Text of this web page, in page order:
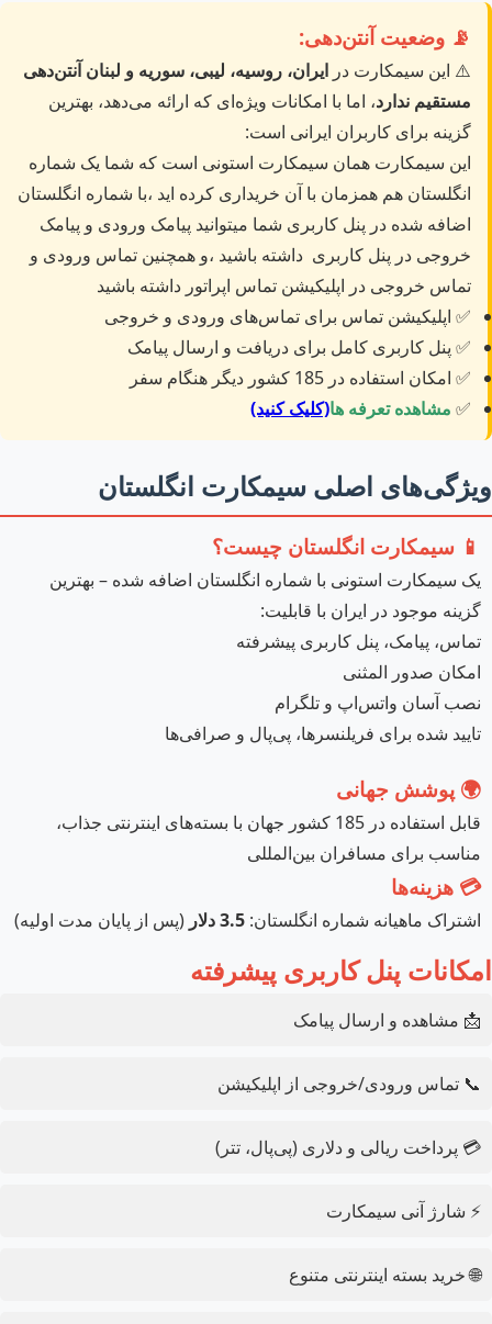
📡 وضعیت آنتن‌دهی:
⚠️ این سیمکارت در ایران، روسیه، لیبی، سوریه و لبنان آنتن‌دهی
مستقیم ندارد، اما با امکانات ویژه‌ای که ارائه می‌دهد، بهترین
گزینه برای کاربران ایرانی است:
این سیمکارت همان سیمکارت استونی است که شما یک شماره
انگلستان هم همزمان با آن خریداری کرده اید ،با شماره انگلستان
اضافه شده در پنل کاربری شما میتوانید پیامک ورودی و پیامک
خروجی در پنل کاربری داشته باشید ،و همچنین تماس ورودی و
تماس خروجی در اپلیکیشن تماس اپراتور داشته باشید
✅ اپلیکیشن تماس برای تماس‌های ورودی و خروجی
✅ پنل کاربری کامل برای دریافت و ارسال پیامک
✅ امکان استفاده در 185 کشور دیگر هنگام سفر
✅ مشاهده تعرفه ها(کلیک کنید)
ویژگی‌های اصلی سیمکارت انگلستان
📱 سیمکارت انگلستان چیست؟
یک سیمکارت استونی با شماره انگلستان اضافه شده – بهترین
گزینه موجود در ایران با قابلیت:
تماس، پیامک، پنل کاربری پیشرفته
امکان صدور المثنی
نصب آسان واتس‌اپ و تلگرام
تایید شده برای فریلنسرها، پی‌پال و صرافی‌ها
🌍 پوشش جهانی
قابل استفاده در 185 کشور جهان با بسته‌های اینترنتی جذاب،
مناسب برای مسافران بین‌المللی
💳 هزینه‌ها
اشتراک ماهیانه شماره انگلستان: 3.5 دلار (پس از پایان مدت اولیه)
امکانات پنل کاربری پیشرفته
📩 مشاهده و ارسال پیامک
📞 تماس ورودی/خروجی از اپلیکیشن
💳 پرداخت ریالی و دلاری (پی‌پال، تتر)
⚡ شارژ آنی سیمکارت
🌐 خرید بسته اینترنتی متنوع